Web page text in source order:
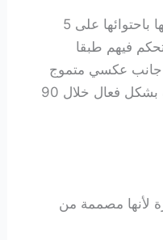
تتميز فرشاة ناجراكولا عن مثيلاتها باحتوائها على 5
فيهم طبقا
جانب عكسي متموج
يساعد على التدليك وشد البشرة بشكل فعال خلال 90
لأنها مصممة من